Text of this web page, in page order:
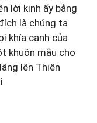
lời kinh ấy bằng
là chúng ta
khía cạnh của
khuôn mẫu cho
lên Thiên